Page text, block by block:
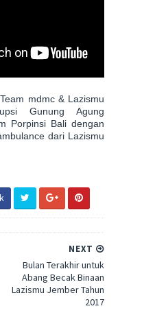
mdmc & Lazismu
Gunung Agung
Porpinsi Bali dengan
dari Lazismu
NEXT
Bulan Terakhir untuk
Abang Becak Binaan
Lazismu Jember Tahun
2017